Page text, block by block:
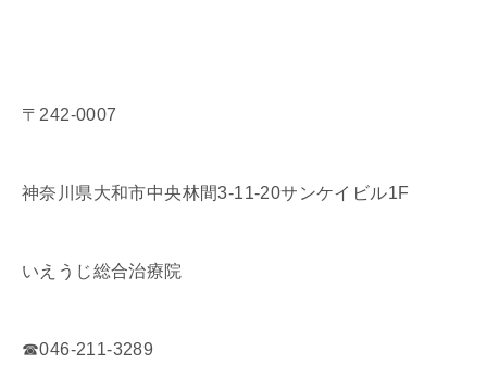
〒242-0007
神奈川県大和市中央林間3-11-20サンケイビル1F
いえうじ総合治療院
☎046-211-3289